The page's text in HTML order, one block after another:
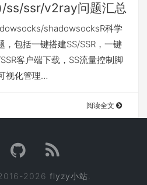
ss/ssr/v2ray问题汇总
shadowsocksR科学
包括一键搭建SS/SSR，一键
客户端下载，SS流量控制脚
视化管理…
阅读全文
2026 flyzy小站